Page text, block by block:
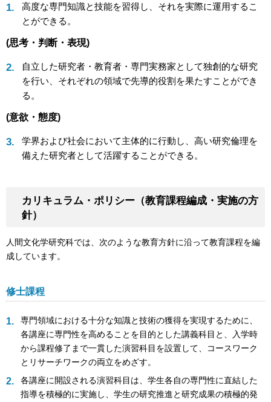
高度な専門知識と技能を習得し、それを実際に運用するこ
とができる。
(思考・判断・表現)
自立した研究者・教育者・専門実務家として独創的な研究
を行い、それぞれの領域で先導的役割を果たすことができ
る。
(意欲・態度)
学界および社会において主体的に行動し、高い研究倫理を
備えた研究者として活躍することができる。
カリキュラム・ポリシー（教育課程編成・実施の方
針）
人間文化学研究科では、次のような教育方針に沿って教育課程を編
成しています。
修士課程
専門領域における十分な知識と技術の獲得を実現するために、
各講座に専門性を高めることを目的とした講義科目と、入学時
から課程修了まで一貫した演習科目を設置して、コースワーク
とリサーチワークの両立をめざす。
各講座に開設される演習科目は、学生各自の専門性に直結した
指導を積極的に実施し、学生の研究推進と研究成果の積極的発